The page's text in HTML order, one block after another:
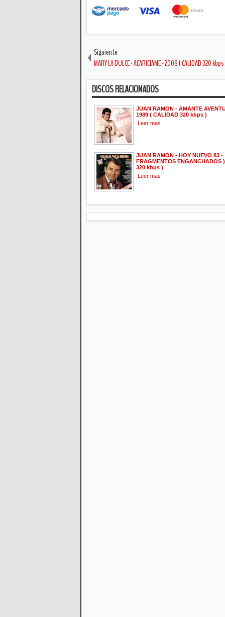
Siguiente
MARY LA DULCE - ACARICIAME - 2008 ( CALIDAD 320
DISCOS RELACIONADOS
JUAN RAMON - AMANTE
1989 ( CALIDAD 320 kbps )
Leer mas
JUAN RAMON - HOY NUEVO 83 -
FRAGMENTOS ENGANCHADOS
320 kbps )
Leer mas